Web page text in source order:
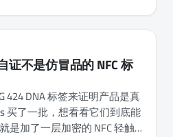
证不是仿冒品的 NFC 标
424 DNA 标签来证明产品是真
买了一批，想看看它们到底能
是加了一层加密的 NFC 轻触